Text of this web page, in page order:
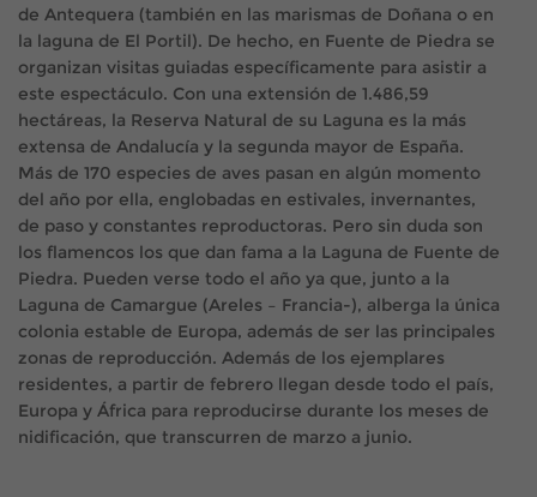
de Antequera (también en las marismas de Doñana o en
la laguna de El Portil). De hecho, en Fuente de Piedra se
organizan visitas guiadas específicamente para asistir a
este espectáculo. Con una extensión de 1.486,59
hectáreas, la Reserva Natural de su Laguna es la más
extensa de Andalucía y la segunda mayor de España.
Más de 170 especies de aves pasan en algún momento
del año por ella, englobadas en estivales, invernantes,
de paso y constantes reproductoras. Pero sin duda son
los flamencos los que dan fama a la Laguna de Fuente de
Piedra. Pueden verse todo el año ya que, junto a la
Laguna de Camargue (Areles – Francia-), alberga la única
colonia estable de Europa, además de ser las principales
zonas de reproducción. Además de los ejemplares
residentes, a partir de febrero llegan desde todo el país,
Europa y África para reproducirse durante los meses de
nidificación, que transcurren de marzo a junio.